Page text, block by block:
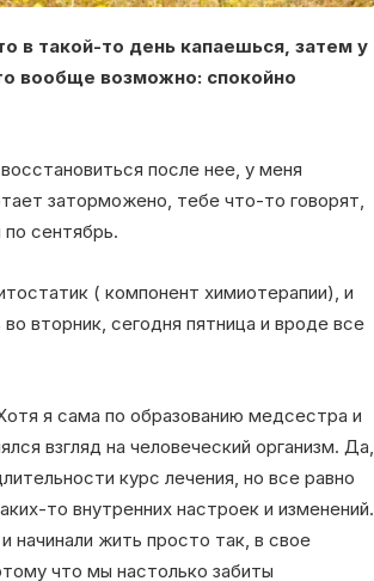
в такой-то день капаешься, затем у
вообще возможно: спокойно
после нее, у меня
заторможено, тебе что-то говорят,
сентябрь.
( компонент химиотерапии), и
вторник, сегодня пятница и вроде все
я сама по образованию медсестра и
взгляд на человеческий организм. Да,
курс лечения, но все равно
то внутренних настроек и изменений.
начинали жить просто так, в свое
что мы настолько забиты